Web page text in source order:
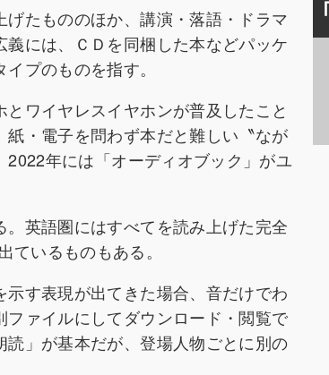
たもののほか、講演・落語・ドラマ
には、ＣＤを同梱した本などパッケ
プのものを指す。
ワイヤレスイヤホンが普及したこと
・電子を問わず本だと難しい〝なが
年には「オーディオブック」がユ
英語圏にはすべてを読み上げた完全
いるものもある。
す表現が出てきた場合、音だけでわ
ァイルにしてダウンロード・閲覧で
」が基本だが、登場人物ごとに別の